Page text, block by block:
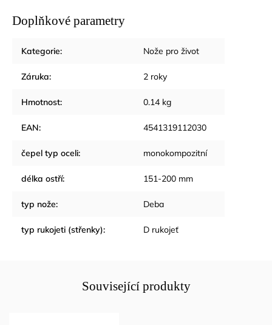
Doplňkové parametry
Kategorie: Nože pro život
Záruka: 2 roky
Hmotnost: 0.14 kg
EAN: 4541319112030
čepel typ oceli: monokompozitní
délka ostří: 151-200 mm
typ nože: Deba
typ rukojeti (střenky): D rukojeť
Související produkty